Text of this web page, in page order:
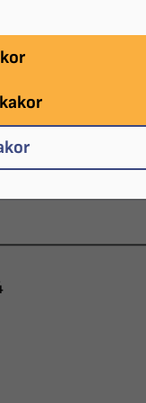
klockan 13:00 -
Stad